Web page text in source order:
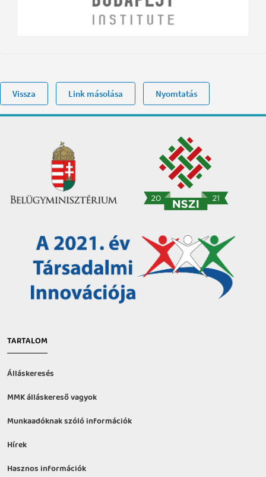
Vissza Link másolása Nyomtatás
TARTALOM
Álláskeresés
MMK álláskereső vagyok
Munkaadóknak szóló információk
Hírek
Hasznos információk